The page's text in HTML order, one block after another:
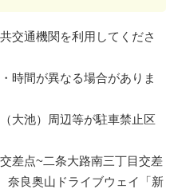
交通機関を利用してくださ
時間が異なる場合がありま
大池）周辺等が駐車禁止区
差点~二条大路南三丁目交差
奈良奥山ドライブウェイ「新